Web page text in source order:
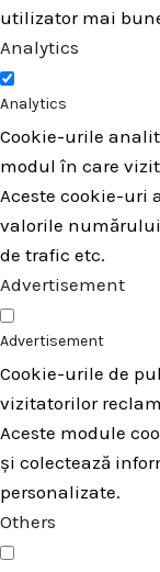
utilizator mai
Analytics
Analytics
Cookie-urile
modul în care
Aceste cookie-uri
valorile numărului
de trafic etc.
Advertisement
Advertisement
Cookie-urile de
vizitatorilor
Aceste module
și colectează
personalizate.
Others